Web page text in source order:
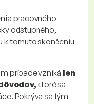
pracovného
odstupného,
k tomuto skončeniu
prípade vzniká len
ktoré sa
Pokrýva sa tým